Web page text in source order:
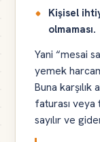
Kişisel
olmaması.
Yani “mesai
yemek
Buna karşılık
faturası
sayılır ve